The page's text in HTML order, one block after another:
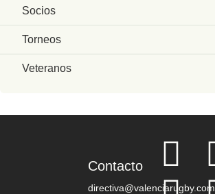
Socios
Torneos
Veteranos
Contacto
directiva@valenciarugby.com